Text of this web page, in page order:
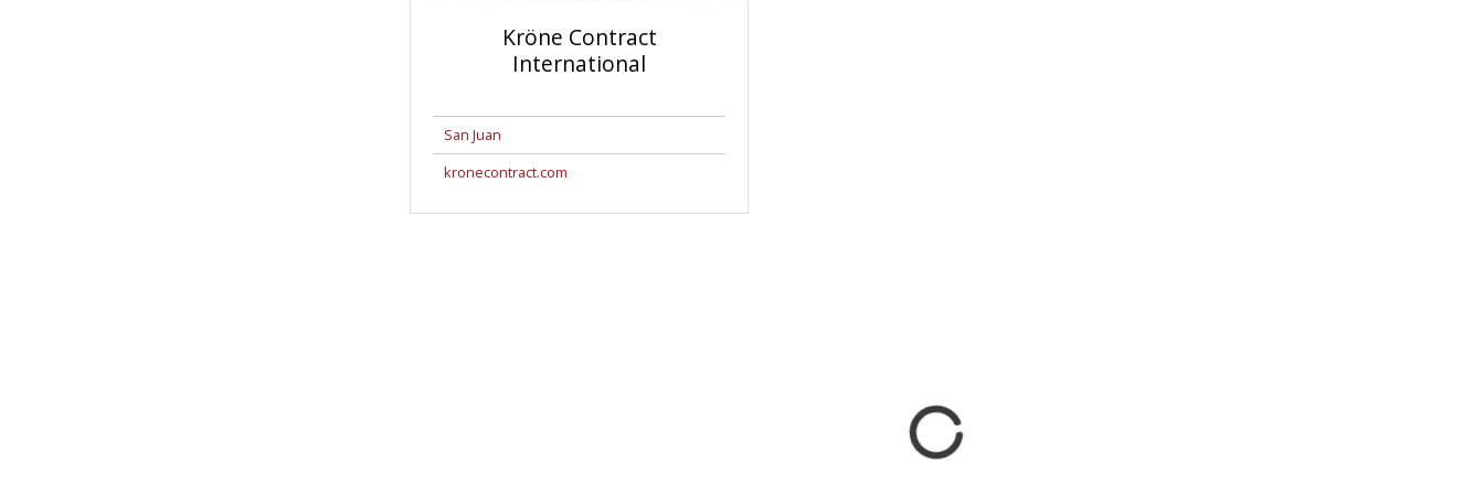
Kröne Contract
International
San Juan
kronecontract.com